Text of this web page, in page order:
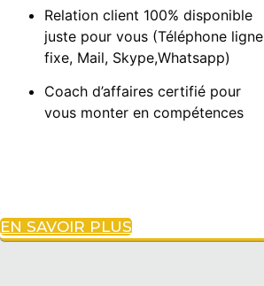
Relation client 100% disponible
juste pour vous (Téléphone ligne
fixe, Mail, Skype,Whatsapp)
Coach d’affaires certifié pour
vous monter en compétences
EN SAVOIR PLUS